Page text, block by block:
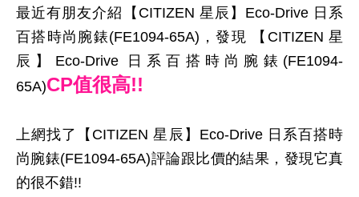
最近有朋友介紹【CITIZEN 星辰】Eco-Drive 日系
百搭時尚腕錶(FE1094-65A)，發現 【CITIZEN 星
辰】Eco-Drive 日系百搭時尚腕錶(FE1094-
65A)CP值很高!!
上網找了【CITIZEN 星辰】Eco-Drive 日系百搭時
尚腕錶(FE1094-65A)評論跟比價的結果，發現它真
的很不錯!!